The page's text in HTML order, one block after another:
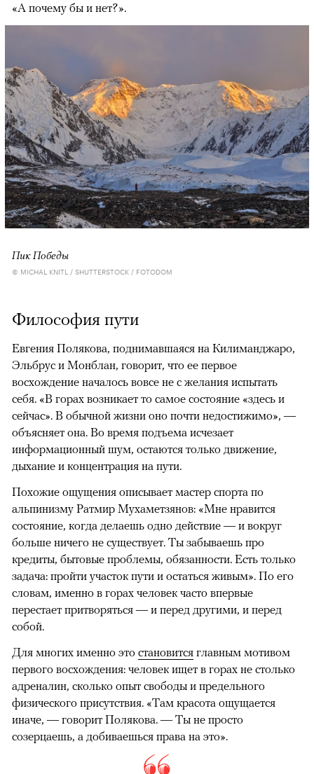
«А почему бы и нет?».
Пик Победы
© MICHAL KNITL / SHUTTERSTOCK / FOTODOM
Философия пути
Евгения Полякова, поднимавшаяся на Килиманджаро,
Эльбрус и Монблан, говорит, что ее первое
восхождение началось вовсе не с желания испытать
себя. «В горах возникает то самое состояние «здесь и
сейчас». В обычной жизни оно почти недостижимо», —
объясняет она. Во время подъема исчезает
информационный шум, остаются только движение,
дыхание и концентрация на пути.
Похожие ощущения описывает мастер спорта по
альпинизму Ратмир Мухаметзянов: «Мне нравится
состояние, когда делаешь одно действие — и вокруг
больше ничего не существует. Ты забываешь про
кредиты, бытовые проблемы, обязанности. Есть только
задача: пройти участок пути и остаться живым». По его
словам, именно в горах человек часто впервые
перестает притворяться — и перед другими, и перед
собой.
Для многих именно это становится главным мотивом
первого восхождения: человек ищет в горах не столько
адреналин, сколько опыт свободы и предельного
физического присутствия. «Там красота ощущается
иначе, — говорит Полякова. — Ты не просто
созерцаешь, а добиваешься права на это».